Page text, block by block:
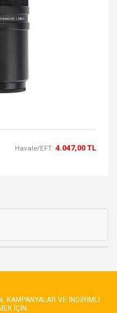
Havale/EFT: 4.047,00 TL
KAMPANYALAR VE INDIRIMLI
IÇIN.